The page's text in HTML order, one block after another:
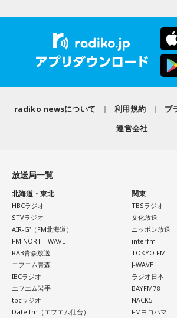
For Your Mind!』を発表し、FUJI ROCK
演。新作からの楽曲も多数披露し、満員
沸かせた。
番組では、9年ぶりの出演となったフジ
最新作や楽曲制作、お互いのミュージシ
radiko newsについて 利用規約
プ
運営会社
放送局一覧
北海道・東北
HBCラジオ
STVラジオ
AIR-G'（FM北海道）
FM NORTH WAVE
RAB青森放送
エフエム青森
IBCラジオ
エフエム岩手
tbcラジオ
Date fm（エフエム仙台）
関東
TBSラジオ
文化放送
ニッポン放送
interfm
TOKYO FM
J-WAVE
ラジオ日本
BAYFM78
NACK5
FMヨコハマ